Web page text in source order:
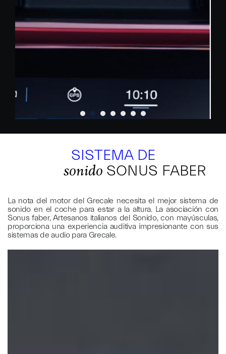
SISTEMA DE
sonido SONUS FABER
La nota del motor del Grecale necesita el mejor sistema de
sonido en el coche para estar a la altura. La asociación con
Sonus faber, Artesanos italianos del Sonido, con mayúsculas,
proporciona una experiencia auditiva impresionante con sus
sistemas de audio para Grecale.